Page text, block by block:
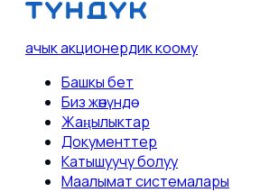
ачык акционердик коому
Башкы бет
Биз жөнүндө
Жаңылыктар
Документтер
Катышуучу болуу
Маалымат системалары